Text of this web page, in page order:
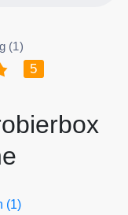
(1)
5
(1)